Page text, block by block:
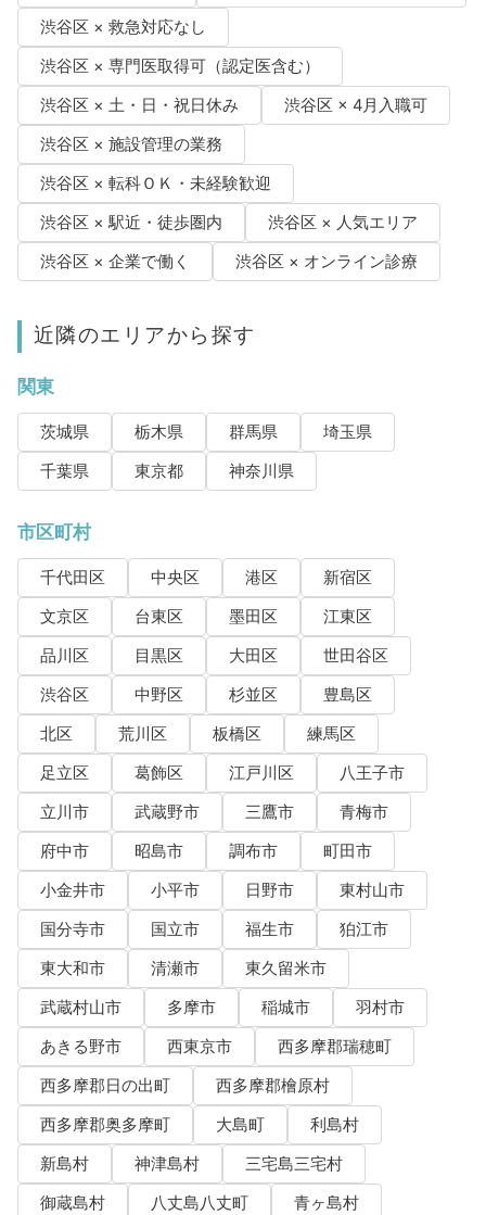
渋谷区 × 救急対応なし
渋谷区 × 専門医取得可（認定医含む）
渋谷区 × 土・日・祝日休み
渋谷区 × 4月入職可
渋谷区 × 施設管理の業務
渋谷区 × 転科ＯＫ・未経験歓迎
渋谷区 × 駅近・徒歩圏内
渋谷区 × 人気エリア
渋谷区 × 企業で働く
渋谷区 × オンライン診療
近隣のエリアから探す
関東
茨城県 栃木県 群馬県
埼玉県
千葉県
東京都 神奈川県
市区町村
千代田区 中央区 港区
新宿区
文京区
台東区 墨田区
江東区
品川区
目黒区 大田区
世田谷区
渋谷区
中野区 杉並区
豊島区
北区
荒川区 板橋区
練馬区
足立区
葛飾区 江戸川区
八王子市
立川市
武蔵野市 三鷹市
青梅市
府中市
昭島市 調布市
町田市
小金井市
小平市 日野市
東村山市
国分寺市
国立市 福生市
狛江市
東大和市
清瀬市
東久留米市
武蔵村山市
多摩市 稲城市
羽村市
あきる野市
西東京市
西多摩郡瑞穂町
西多摩郡日の出町
西多摩郡檜原村
西多摩郡奥多摩町
大島町
利島村
新島村
神津島村
三宅島三宅村
御蔵島村
八丈島八丈町 青ヶ島村